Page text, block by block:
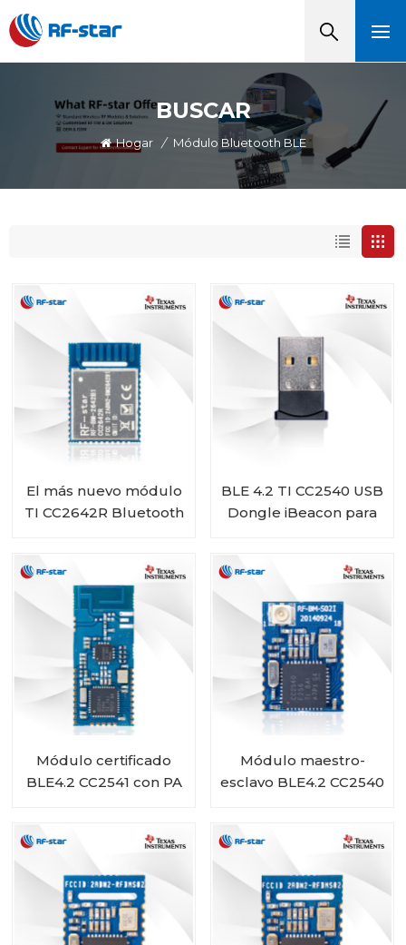
BUSCAR
Hogar / Módulo Bluetooth BLE
El más nuevo módulo
TI CC2642R Bluetooth
BLE 4.2 TI CC2540 USB
Dongle iBeacon para
Módulo certificado
BLE4.2 CC2541 con PA
Módulo maestro-
esclavo BLE4.2 CC2540